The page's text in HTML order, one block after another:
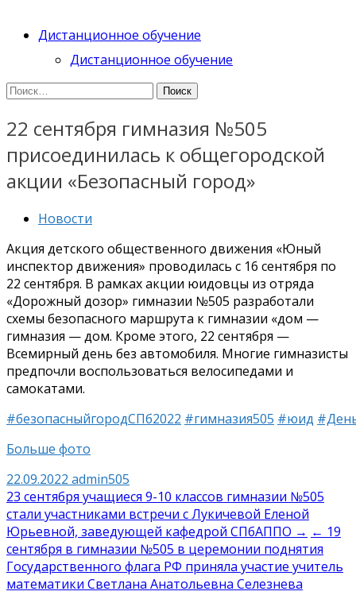
Дистанционное обучение
Дистанционное обучение
Найти:
22 сентября гимназия №505
присоединилась к общегородской
акции «Безопасный город»
Новости
Акция детского общественного движения «Юный
инспектор движения» проводилась с 16 сентября по
22 сентября. В рамках акции юидовцы из отряда
«Дорожный дозор» гимназии №505 разработали
схемы безопасного маршрута к гимназии «дом —
гимназия — дом. Кроме этого, 22 сентября —
Всемирный день без автомобиля. Многие гимназисты
предпочли воспользоваться велосипедами и
самокатами.
#безопасныйгородСПб2022 #гимназия505 #юид
Больше фото
22.09.2022 admin505
Навигация
по
записям
23 сентября учащиеся 9-10 классов гимназии №505
стали участниками встречи с Лукичевой Еленой
Юрьевной, заведующей кафедрой СПбАППО → ← 19
сентября в гимназии №505 в церемонии поднятия
Государственного флага РФ приняла участие учитель
математики Светлана Анатольевна Селезнева